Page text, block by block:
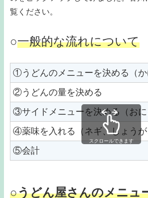
覧ください。
○一般的な流れについて
①うどんのメニューを決める（
②うどんの量を決める
③サイドメニューを決める（お
④薬味を入れる（ネギ、しょう
⑤会計
スクロールできます
○うどん屋さんのメニュ